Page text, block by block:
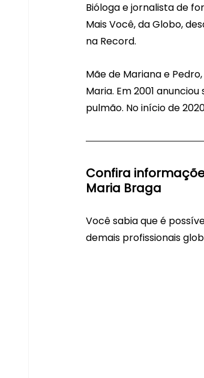
Bióloga e jornalista de
Mais Você, da Globo,
na Record.
Mãe de Mariana e
Maria. Em 2001
pulmão. No início de
Confira
Maria Braga
Você sabia que é
demais profissionais